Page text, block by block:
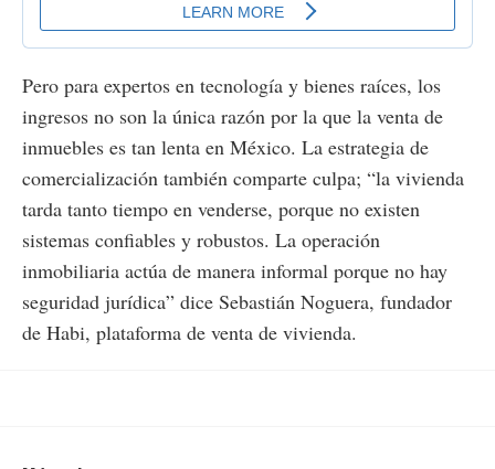
Pero para expertos en tecnología y bienes raíces, los
ingresos no son la única razón por la que la venta de
inmuebles es tan lenta en México. La estrategia de
comercialización también comparte culpa; “la vivienda
tarda tanto tiempo en venderse, porque no existen
sistemas confiables y robustos. La operación
inmobiliaria actúa de manera informal porque no hay
seguridad jurídica” dice Sebastián Noguera, fundador
de Habi, plataforma de venta de vivienda.